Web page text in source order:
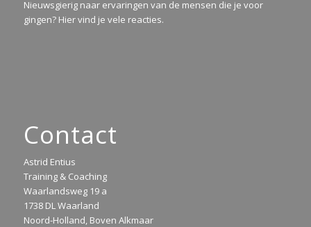
Nieuwsgierig naar ervaringen van de mensen die je voor
gingen? Hier vind je vele reacties.
Contact
Astrid Entius
Training & Coaching
Waarlandsweg 19 a
1738 DL Waarland
Noord-Holland, Boven Alkmaar